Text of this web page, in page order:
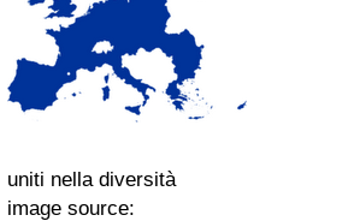
uniti nella diversità
image source: